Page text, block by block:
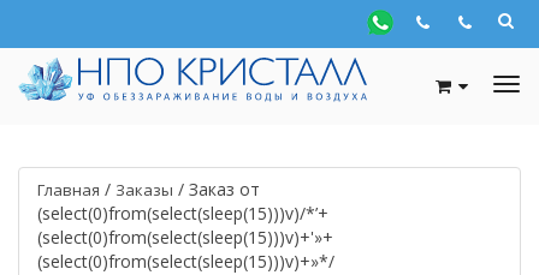
Главная / Заказы / Заказ от
(select(0)from(select(sleep(15)))v)/*’+
(select(0)from(select(sleep(15)))v)+'»+
(select(0)from(select(sleep(15)))v)+»*/